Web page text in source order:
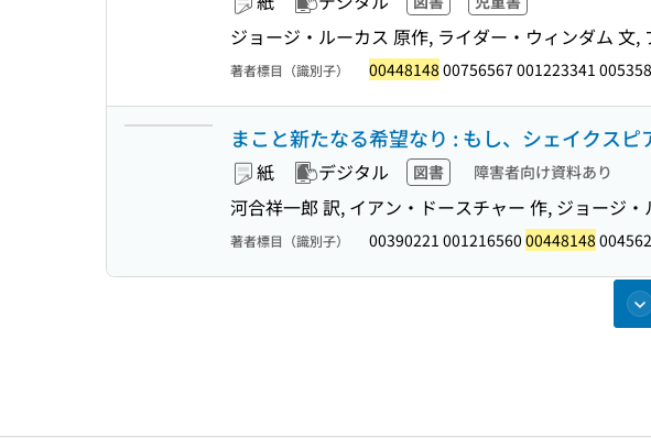
ジョージ・ルーカス 原作, ライダー・ウィンダム 文
著者標目（識別子） 00448148 00756567 001223341
まこと新たなる希望なり : もし、シェイクス
紙 デジタル 図書 障害者向け資料あり
河合祥一郎 訳, イアン・ドースチャー 作, ジョージ
著者標目（識別子） 00390221 001216560 00448148